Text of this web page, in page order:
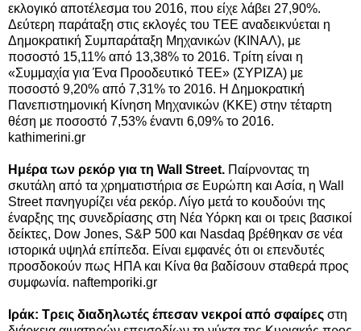
εκλογικό αποτέλεσμα του 2016, που είχε λάβει 27,90%.
Δεύτερη παράταξη στις εκλογές του ΤΕΕ αναδεικνύεται η
Δημοκρατική Συμπαράταξη Μηχανικών (ΚΙΝΑΛ), με
ποσοστό 15,11% από 13,38% το 2016. Τρίτη είναι η
«Συμμαχία για Ένα Προοδευτικό ΤΕΕ» (ΣΥΡΙΖΑ) με
ποσοστό 9,20% από 7,31% το 2016. Η Δημοκρατική
Πανεπιστημονική Κίνηση Μηχανικών (ΚΚΕ) στην τέταρτη
θέση με ποσοστό 7,53% έναντι 6,09% το 2016.
kathimerini.gr
Ημέρα των ρεκόρ για τη Wall Street. Παίρνοντας τη
σκυτάλη από τα χρηματιστήρια σε Ευρώπη και Ασία, η Wall
Street πανηγυρίζει νέα ρεκόρ. Λίγο μετά το κουδούνι της
έναρξης της συνεδρίασης στη Νέα Υόρκη και οι τρεις βασικοί
δείκτες, Dow Jones, S&P 500 και Nasdaq βρέθηκαν σε νέα
ιστορικά υψηλά επίπεδα. Είναι εμφανές ότι οι επενδυτές
προσδοκούν πως ΗΠΑ και Κίνα θα βαδίσουν σταθερά προς
συμφωνία. naftemporiki.gr
Ιράκ: Tρεις διαδηλωτές έπεσαν νεκροί από σφαίρες στη